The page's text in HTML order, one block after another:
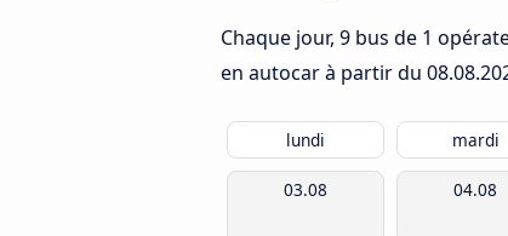
Chaque jour, 9 bus de 1
en autocar à partir du
lundi mardi
03.08 04.08